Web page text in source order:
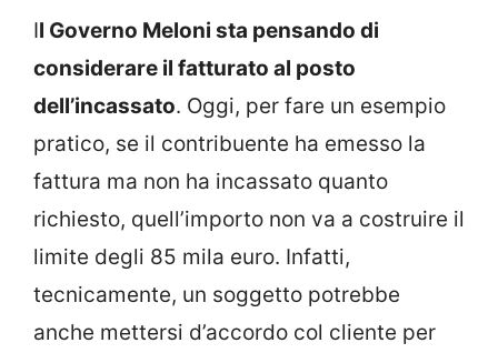
Il Governo Meloni sta pensando di
considerare il fatturato al posto
dell’incassato. Oggi, per fare un esempio
pratico, se il contribuente ha emesso la
fattura ma non ha incassato quanto
richiesto, quell’importo non va a costruire il
limite degli 85 mila euro. Infatti,
tecnicamente, un soggetto potrebbe
anche mettersi d’accordo col cliente per